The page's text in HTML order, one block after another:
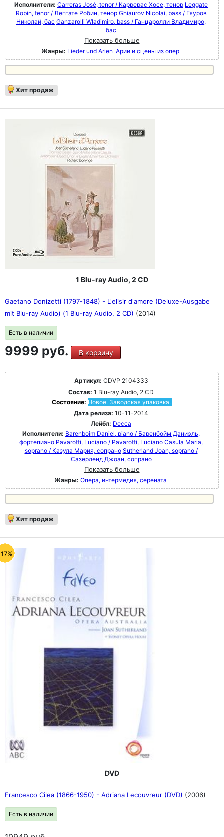
Исполнители: Carreras José, tenor / Каррерас Хосе, тенор Leggate
Robin, tenor / Леггате Робин, тенор Ghiaurov Nicolai, bass / Гяуров
Николай, бас Ganzarolli Wladimiro, bass / Ганцаролли Владимиро,
бас
Показать больше
Жанры: Lieder und Arien Арии и сцены из опер
Хит продаж
1 Blu-ray Audio, 2 CD
Gaetano Donizetti (1797-1848) - L'elisir d'amore (Deluxe-Ausgabe
mit Blu-ray Audio) (1 Blu-ray Audio, 2 CD) (2014)
Есть в наличии
9999 руб. В корзину
Артикул: CDVP 2104333
Состав: 1 Blu-ray Audio, 2 CD
Состояние: Новое. Заводская упаковка.
Дата релиза: 10-11-2014
Лейбл: Decca
Исполнители: Barenboim Daniel, piano / Баренбойм Даниэль,
фортепиано Pavarotti, Luciano / Pavarotti, Luciano Casula Maria,
soprano / Казула Мария, сопрано Sutherland Joan, soprano /
Сазерленд Джоан, сопрано
Показать больше
Жанры: Опера, интермедия, серената
Хит продаж
DVD
Francesco Cilea (1866-1950) - Adriana Lecouvreur (DVD) (2006)
Есть в наличии